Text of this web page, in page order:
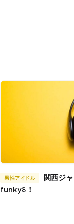
男性アイドル
funky8！